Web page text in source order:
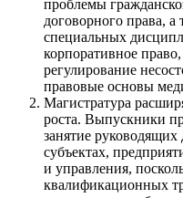
проблемы
договорного права,
специальных
корпоративное
регулирование
правовые основы
Магистратура
роста. Выпускники
занятие
субъектах,
и управления,
квалификационных